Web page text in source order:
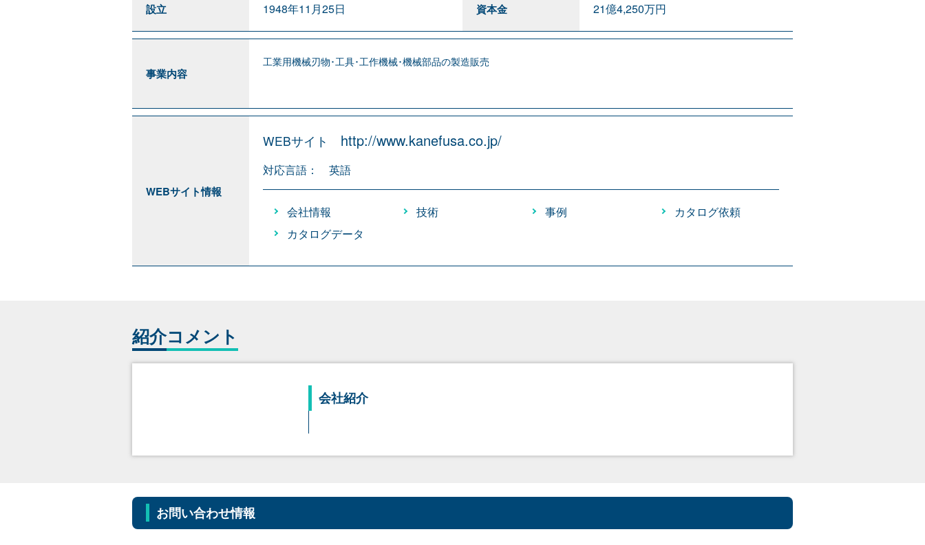
設立 1948年11月25日 資本金 21億4,250万円
事業内容
工業用機械刃物･工具･工作機械･機械部品の製造販売
WEBサイト情報
WEBサイト http://www.kanefusa.co.jp/
対応言語： 英語
会社情報 技術 事例
カタログ依頼
カタログデータ
紹介コメント
会社紹介
お問い合わせ情報